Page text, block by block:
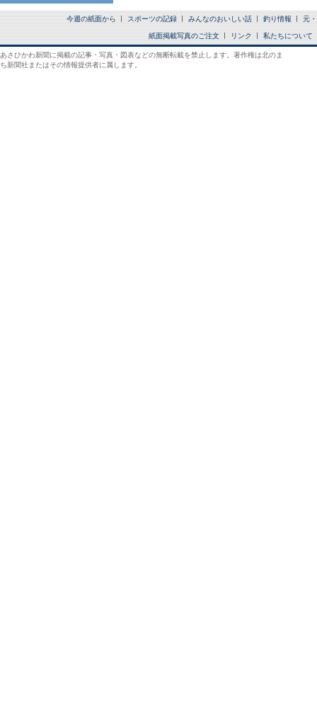
今週の紙面から スポーツの記録 みんなのおいしい話 釣り情報 元
紙面掲載写真のご注文 リンク 私たちについて
あさひかわ新聞に掲載の記事・写真・図表などの無断転載を禁止します。著作権は北のま
ち新聞社またはその情報提供者に属します。